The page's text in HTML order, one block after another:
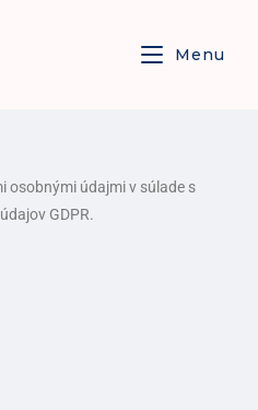
Menu
osobnými údajmi v súlade s
GDPR.